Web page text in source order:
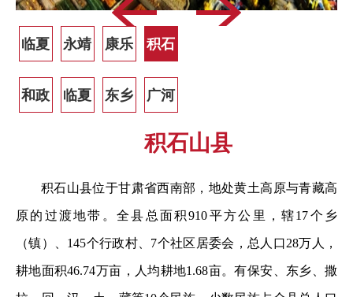
积石山县
积石山县位于甘肃省西南部，地处黄土高原与青藏高
原的过渡地带。全县总面积910平方公里，辖17个乡
（镇）、145个行政村、7个社区居委会，总人口28万人，
耕地面积46.74万亩，人均耕地1.68亩。有保安、东乡、撒
和政县
和政县位于甘肃省临夏回族自治州南部，地处青藏高
原与黄土高原交汇地带，平均海拔2200米，总面积960平方
公里，辖9镇4乡，有汉、回、东乡等8个民族，总人口21.6
万人。境内康临高速公路贯通东西，和合公路、临康和二
临夏
市
永靖
县
康乐
县
积石
山县
和政
临夏 东乡 广河
县